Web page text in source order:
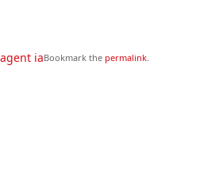
agent iaBookmark the permalink